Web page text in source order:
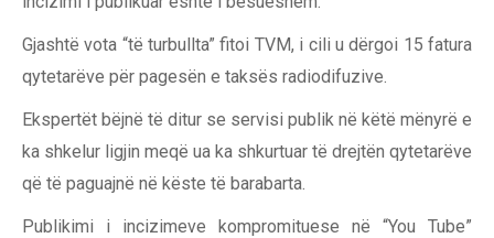
Gjashtë vota “të turbullta” fitoi TVM, i cili u dërgoi 15 fatura
qytetarëve për pagesën e taksës radiodifuzive.
Ekspertët bëjnë të ditur se servisi publik në këtë mënyrë e
ka shkelur ligjin meqë ua ka shkurtuar të drejtën qytetarëve
që të paguajnë në këste të barabarta.
Publikimi i incizimeve kompromituese në “You Tube”